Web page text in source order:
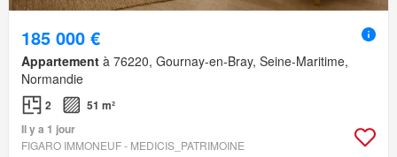
185 000 €
Appartement à 76220, Gournay-en-Bray, Seine-Maritime,
Normandie
2
51 m²
Il y a 1 jour
FIGARO IMMONEUF - MEDICIS_PATRIMOINE